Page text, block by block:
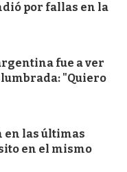
por fallas en la
fue a ver
"Quiero
en las últimas
en el mismo